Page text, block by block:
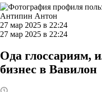
Антипин Антон
27 мар 2025 в 22:24
27 мар 2025 в 22:24
Ода глоссариям,
бизнес в Вавилон